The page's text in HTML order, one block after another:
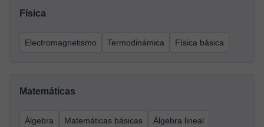
Física
Electromagnetismo Termodinámica Física básica
Matemáticas
Álgebra Matemáticas básicas Álgebra lineal